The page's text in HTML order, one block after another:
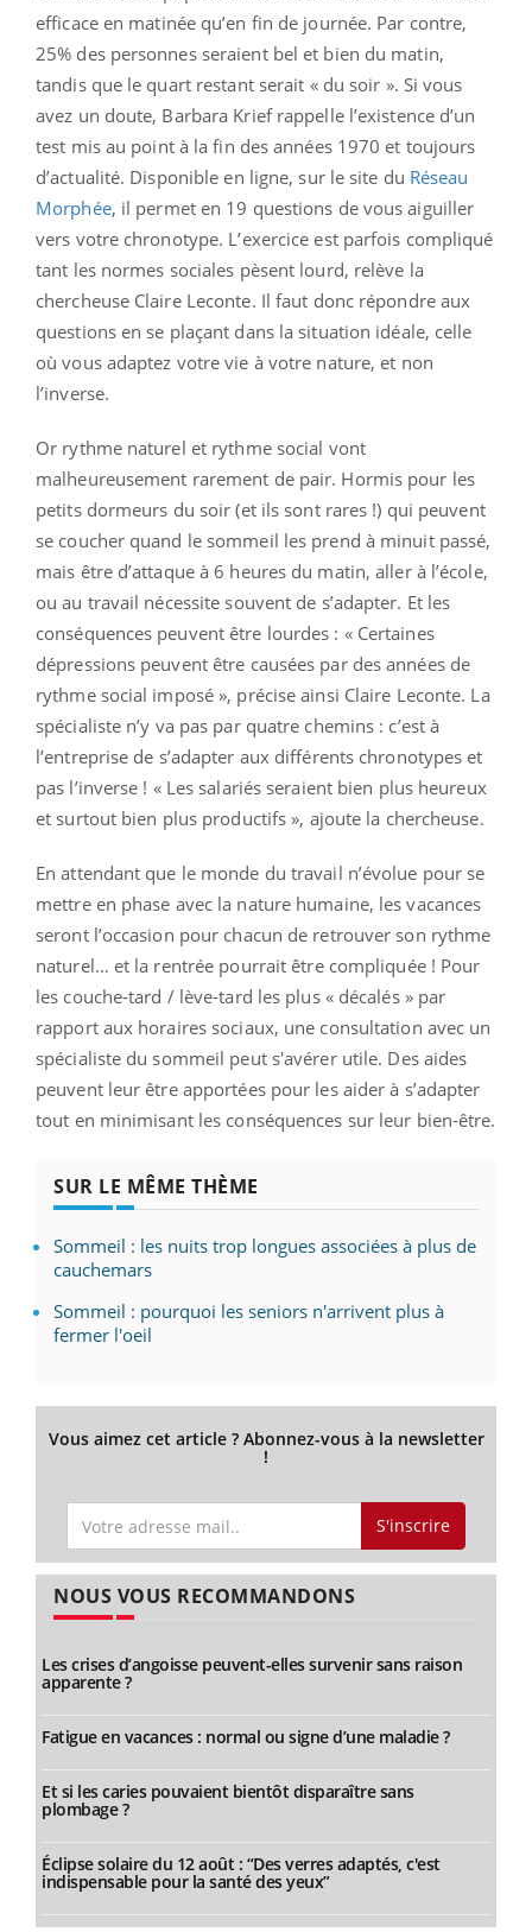
efficace en matinée qu’en fin de journée. Par contre,
25% des personnes seraient bel et bien du matin,
tandis que le quart restant serait « du soir ». Si vous
avez un doute, Barbara Krief rappelle l’existence d’un
test mis au point à la fin des années 1970 et toujours
d’actualité. Disponible en ligne, sur le site du Réseau
Morphée, il permet en 19 questions de vous aiguiller
vers votre chronotype. L’exercice est parfois compliqué
tant les normes sociales pèsent lourd, relève la
chercheuse Claire Leconte. Il faut donc répondre aux
questions en se plaçant dans la situation idéale, celle
où vous adaptez votre vie à votre nature, et non
l’inverse.
Or rythme naturel et rythme social vont
malheureusement rarement de pair. Hormis pour les
petits dormeurs du soir (et ils sont rares !) qui peuvent
se coucher quand le sommeil les prend à minuit passé,
mais être d’attaque à 6 heures du matin, aller à l’école,
ou au travail nécessite souvent de s’adapter. Et les
conséquences peuvent être lourdes : « Certaines
dépressions peuvent être causées par des années de
rythme social imposé », précise ainsi Claire Leconte. La
spécialiste n’y va pas par quatre chemins : c’est à
l’entreprise de s’adapter aux différents chronotypes et
pas l’inverse ! « Les salariés seraient bien plus heureux
et surtout bien plus productifs », ajoute la chercheuse.
En attendant que le monde du travail n’évolue pour se
mettre en phase avec la nature humaine, les vacances
seront l’occasion pour chacun de retrouver son rythme
naturel… et la rentrée pourrait être compliquée ! Pour
les couche-tard / lève-tard les plus « décalés » par
rapport aux horaires sociaux, une consultation avec un
spécialiste du sommeil peut s'avérer utile. Des aides
peuvent leur être apportées pour les aider à s’adapter
tout en minimisant les conséquences sur leur bien-être.
SUR LE MÊME THÈME
Sommeil : les nuits trop longues associées à plus de
cauchemars
Sommeil : pourquoi les seniors n'arrivent plus à
fermer l'oeil
Vous aimez cet article ? Abonnez-vous à la newsletter
!
S'inscrire
NOUS VOUS RECOMMANDONS
Les crises d’angoisse peuvent-elles survenir sans raison
apparente ?
Fatigue en vacances : normal ou signe d’une maladie ?
Et si les caries pouvaient bientôt disparaître sans
plombage ?
Éclipse solaire du 12 août : “Des verres adaptés, c'est
indispensable pour la santé des yeux”